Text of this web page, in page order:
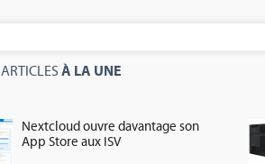
ARTICLES À LA UNE
Nextcloud ouvre davantage son
App Store aux ISV